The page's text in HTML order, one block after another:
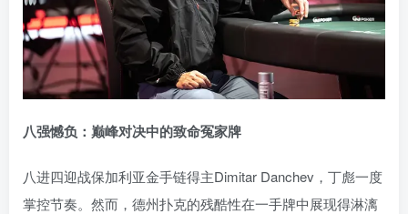
八强憾负：巅峰对决中的致命冤家牌
八进四迎战保加利亚金手链得主Dimitar Danchev，丁彪一度
掌控节奏。然而，德州扑克的残酷性在一手牌中展现得淋漓